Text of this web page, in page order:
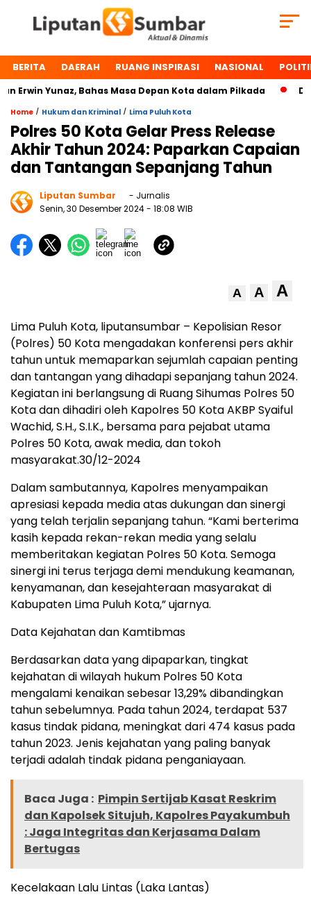
BERITA DAERAH RUANG INSPIRASI NASIONAL
Yunaz, Bahas Masa Depan Kota dalam Pilkada Dua
Home / Hukum dan Kriminal / Lima Puluh Kota
Polres 50 Kota Gelar Press Release
Akhir Tahun 2024: Paparkan Capaian
dan Tantangan Sepanjang Tahun
Liputan Sumbar
- Jurnalis
Senin, 30 Desember 2024- 18:08 WIB
A A A
Lima Puluh Kota, liputansumbar – Kepolisian Resor
(Polres) 50 Kota mengadakan konferensi pers akhir
tahun untuk memaparkan sejumlah capaian penting
dan tantangan yang dihadapi sepanjang tahun 2024.
Kegiatan ini berlangsung di Ruang Sihumas Polres 50
Kota dan dihadiri oleh Kapolres 50 Kota AKBP Syaiful
Wachid, S.H., S.I.K., bersama para pejabat utama
Polres 50 Kota, awak media, dan tokoh
masyarakat.30/12-2024
Dalam sambutannya, Kapolres menyampaikan
apresiasi kepada media atas dukungan dan sinergi
yang telah terjalin sepanjang tahun. “Kami berterima
kasih kepada rekan-rekan media yang selalu
memberitakan kegiatan Polres 50 Kota. Semoga
sinergi ini terus terjaga demi mendukung keamanan,
kenyamanan, dan kesejahteraan masyarakat di
Kabupaten Lima Puluh Kota,” ujarnya.
Data Kejahatan dan Kamtibmas
Berdasarkan data yang dipaparkan, tingkat
kejahatan di wilayah hukum Polres 50 Kota
mengalami kenaikan sebesar 13,29% dibandingkan
tahun sebelumnya. Pada tahun 2024, terdapat 537
kasus tindak pidana, meningkat dari 474 kasus pada
tahun 2023. Jenis kejahatan yang paling banyak
terjadi adalah tindak pidana penganiayaan.
Baca Juga : Pimpin Sertijab Kasat Reskrim
dan Kapolsek Situjuh, Kapolres Payakumbuh
: Jaga Integritas dan Kerjasama Dalam
Bertugas
Kecelakaan Lalu Lintas (Laka Lantas)